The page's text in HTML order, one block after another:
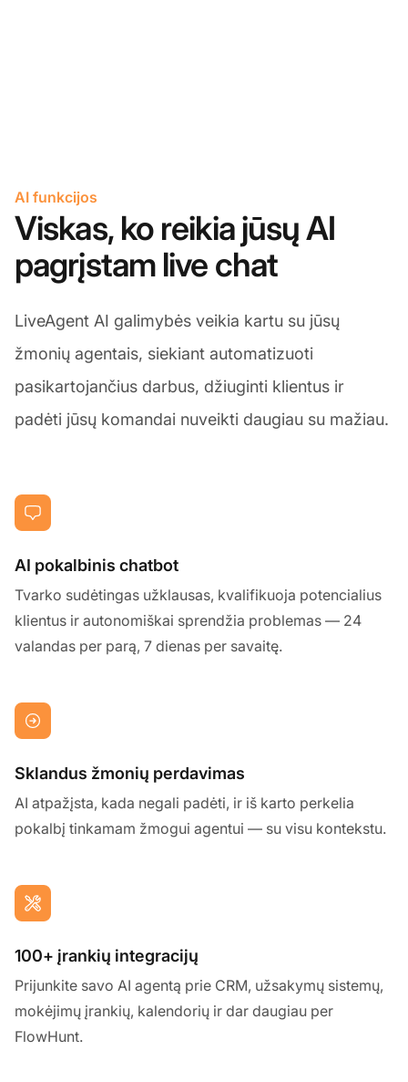
AI funkcijos
Viskas, ko reikia jūsų AI
pagrįstam live chat
LiveAgent AI galimybės veikia kartu su jūsų
žmonių agentais, siekiant automatizuoti
pasikartojančius darbus, džiuginti klientus ir
padėti jūsų komandai nuveikti daugiau su mažiau.
AI pokalbinis chatbot
Tvarko sudėtingas užklausas, kvalifikuoja potencialius
klientus ir autonomiškai sprendžia problemas — 24
valandas per parą, 7 dienas per savaitę.
Sklandus žmonių perdavimas
AI atpažįsta, kada negali padėti, ir iš karto perkelia
pokalbį tinkamam žmogui agentui — su visu kontekstu.
100+ įrankių integracijų
Prijunkite savo AI agentą prie CRM, užsakymų sistemų,
mokėjimų įrankių, kalendorių ir dar daugiau per
FlowHunt.